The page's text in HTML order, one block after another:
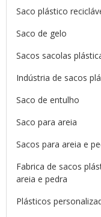
Saco plástico
Saco de gelo
Sacos sacolas
Indústria de sacos
Saco de entulho
Saco para areia
Sacos para areia e
Fabrica de sacos
areia e pedra
Plásticos